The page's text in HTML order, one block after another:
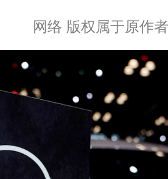
网络 版权属于原作者